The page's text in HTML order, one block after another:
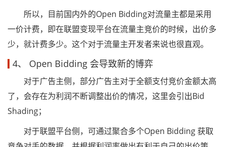
所以，目前国内外的Open Bidding对流量主都是采用
一价计费，即在联盟变现平台在流量主竞价的时候，出价多
少，就计费多少。这个对于流量主开发者来说也很直观。
4、 Open Bidding 会导致新的博弈
对于广告主侧，部分广告主对于全额支付竞价金额太高
了，会存在为利润不断调整出价的情况，这里会引出Bid
Shading；
对于联盟平台侧，可通过聚合多个Open Bidding 获取